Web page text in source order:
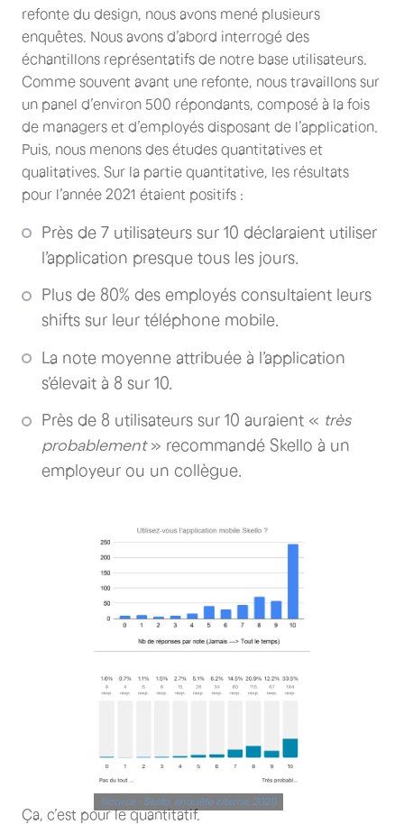
refonte du design, nous avons mené plusieurs
enquêtes. Nous avons d’abord interrogé des
échantillons représentatifs de notre base utilisateurs.
Comme souvent avant une refonte, nous travaillons sur
un panel d’environ 500 répondants, composé à la fois
de managers et d’employés disposant de l’application.
Puis, nous menons des études quantitatives et
qualitatives. Sur la partie quantitative, les résultats
pour l’année 2021 étaient positifs :
Près de 7 utilisateurs sur 10 déclaraient utiliser
l’application presque tous les jours.
Plus de 80% des employés consultaient leurs
shifts sur leur téléphone mobile.
La note moyenne attribuée à l’application
s’élevait à 8 sur 10.
Près de 8 utilisateurs sur 10 auraient « très
probablement » recommandé Skello à un
employeur ou un collègue.
(source : Skello, enquête interne, 2021)
Ça, c’est pour le quantitatif.